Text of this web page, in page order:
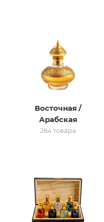
Восточная /
Арабская
284 товара